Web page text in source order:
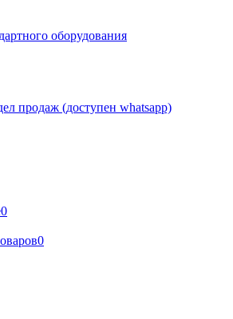
оборудования
продаж (доступен whatsapp)
0
0